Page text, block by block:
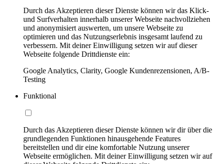
Durch das Akzeptieren dieser Dienste können wir das Klick-
und Surfverhalten innerhalb unserer Webseite nachvollziehen
und anonymisiert auswerten, um unsere Webseite zu
optimieren und das Nutzungserlebnis insgesamt laufend zu
verbessern. Mit deiner Einwilligung setzen wir auf dieser
Webseite folgende Drittdienste ein:
Google Analytics, Clarity, Google Kundenrezensionen, A/B-
Testing
Funktional
Durch das Akzeptieren dieser Dienste können wir dir über die
grundlegenden Funktionen hinausgehende Features
bereitstellen und dir eine komfortable Nutzung unserer
Webseite ermöglichen. Mit deiner Einwilligung setzen wir auf